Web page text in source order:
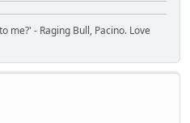
me?' - Raging Bull, Pacino. Love